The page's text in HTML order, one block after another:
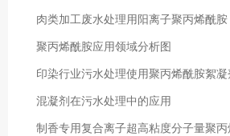
肉类加工废水处理用阳离子聚丙烯酰胺
聚丙烯酰胺应用领域分析图
印染行业污水处理使用聚丙烯酰胺絮
混凝剂在污水处理中的应用
制香专用复合离子超高粘度分子量聚